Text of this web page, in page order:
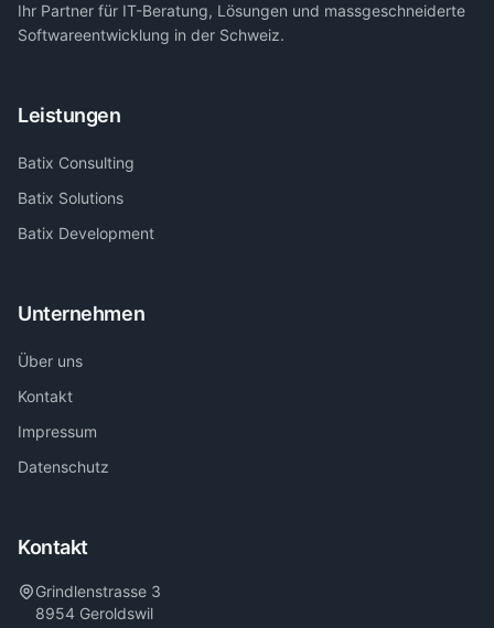
Ihr Partner für IT-Beratung, Lösungen und massgeschneiderte
Softwareentwicklung in der Schweiz.
Leistungen
Batix Consulting
Batix Solutions
Batix Development
Unternehmen
Über uns
Kontakt
Impressum
Datenschutz
Kontakt
Grindlenstrasse 3
8954 Geroldswil